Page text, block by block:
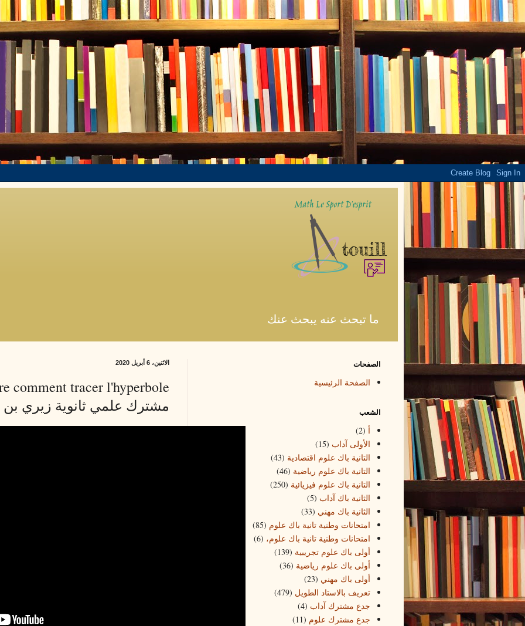
ما تبحث عنه يبحث عنك
الاثنين، 6 أبريل 2020
مشترك علمي ثانوية زيري
الصفحات
الصفحة الرئيسية
الشعب
أ (2)
الأولى آداب (15)
التانية باك علوم اقتصادية (43)
التانية باك علوم رياضية (46)
التانية باك علوم فيزيائية (250)
الثانية باك آداب (5)
الثانية باك مهني (33)
امتحانات وطنية تانية باك علوم (85)
امتحانات وطنية تانية باك علوم، (6)
أولى باك علوم تجريبية (139)
أولى باك علوم رياضية (36)
أولى باك مهني (23)
تعريف بالاستاد الطويل (479)
جدع مشترك آداب (4)
جدع مشترك علوم (11)